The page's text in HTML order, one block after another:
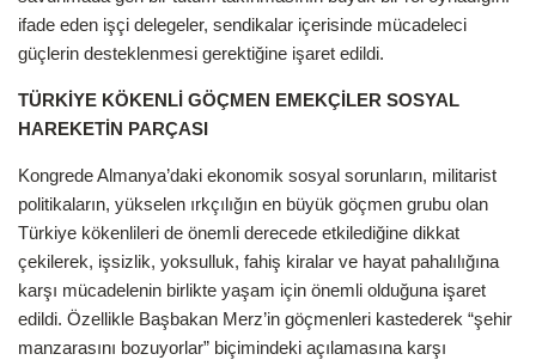
ifade eden işçi delegeler, sendikalar içerisinde mücadeleci
güçlerin desteklenmesi gerektiğine işaret edildi.
TÜRKİYE KÖKENLİ GÖÇMEN EMEKÇİLER SOSYAL
HAREKETİN PARÇASI
Kongrede Almanya’daki ekonomik sosyal sorunların, militarist
politikaların, yükselen ırkçılığın en büyük göçmen grubu olan
Türkiye kökenlileri de önemli derecede etkilediğine dikkat
çekilerek, işsizlik, yoksulluk, fahiş kiralar ve hayat pahalılığına
karşı mücadelenin birlikte yaşam için önemli olduğuna işaret
edildi. Özellikle Başbakan Merz’in göçmenleri kastederek “şehir
manzarasını bozuyorlar” biçimindeki açılamasına karşı